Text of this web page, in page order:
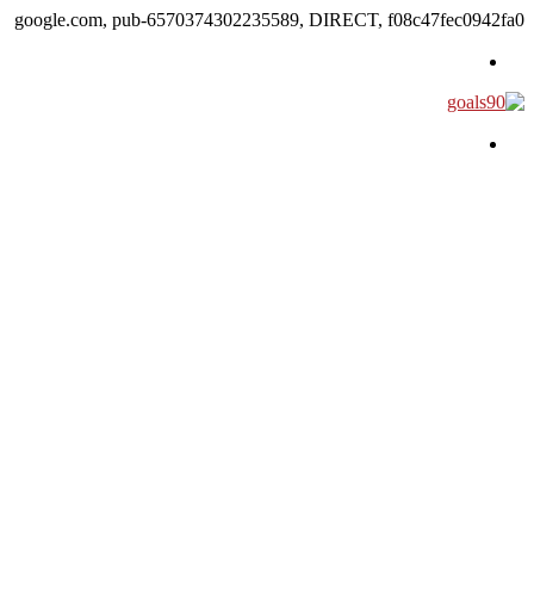
google.com, pub-6570374302235589, DIRECT, f08c47fec0942fa0